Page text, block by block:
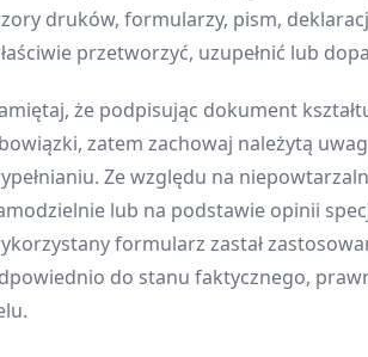
druków, formularzy, pism,
przetworzyć, uzupełnić lub
że podpisując dokument
zatem zachowaj należytą
Ze względu na
lub na podstawie opinii
formularz zastał
do stanu faktycznego,